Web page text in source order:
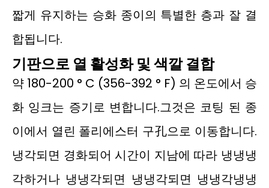
짧게 유지하는 승화 종이의 특별한 층과 잘 결
합됩니다.
기판으로 열 활성화 및 색깔 결합
약 180-200 ° C (356-392 ° F) 의 온도에서 승
화 잉크는 증기로 변합니다.그것은 코팅 된 종
이에서 열린 폴리에스터 구孔으로 이동합니다.
냉각되면 경화되어 시간이 지남에 따라 냉냉냉
각하거나 냉냉각되면 냉냉각되면 냉냉각냉냉